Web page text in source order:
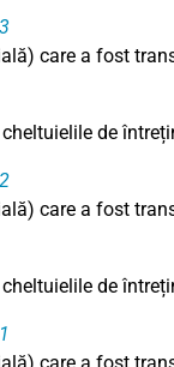
care a fost
de
care a fost
de